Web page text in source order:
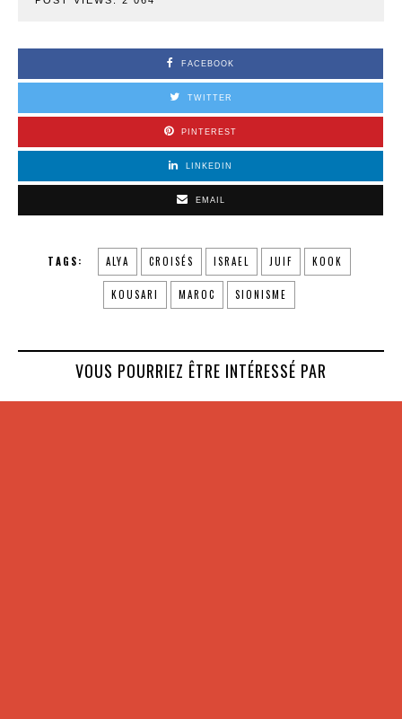
FACEBOOK
TWITTER
PINTEREST
LINKEDIN
EMAIL
TAGS: ALYA CROISÉS ISRAEL JUIF KOOK
KOUSARI MAROC SIONISME
VOUS POURRIEZ ÊTRE INTÉRESSÉ PAR